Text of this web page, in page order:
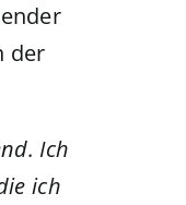
der
Ich
ich